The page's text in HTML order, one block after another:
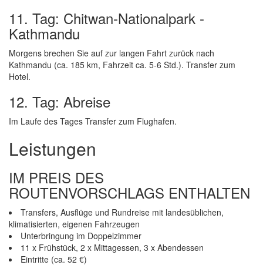
11. Tag: Chitwan-Nationalpark -
Kathmandu
Morgens brechen Sie auf zur langen Fahrt zurück nach
Kathmandu (ca. 185 km, Fahrzeit ca. 5-6 Std.). Transfer zum
Hotel.
12. Tag: Abreise
Im Laufe des Tages Transfer zum Flughafen.
Leistungen
IM PREIS DES
ROUTENVORSCHLAGS ENTHALTEN
Transfers, Ausflüge und Rundreise mit landesüblichen,
klimatisierten, eigenen Fahrzeugen
Unterbringung im Doppelzimmer
11 x Frühstück, 2 x Mittagessen, 3 x Abendessen
Eintritte (ca. 52 €)